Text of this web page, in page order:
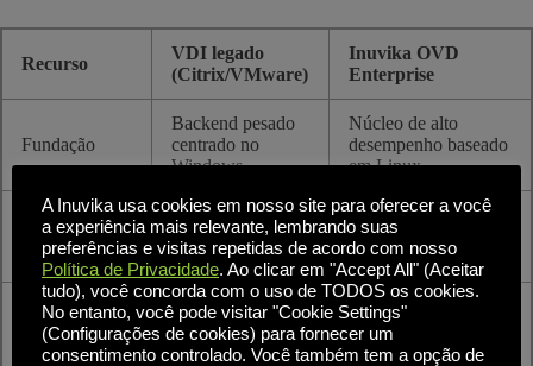
Recurso
VDI legado
(Citrix/VMware)
Inuvika OVD
Enterprise
Fundação
Backend pesado
centrado no
Windows
Núcleo de alto
desempenho baseado
em Linux
Licenciamento
Usuário nomeado
(paga por cada
usuário)
Usuário simultâneo
(pagamento para
usuários ativos)
Portal
Geralmente um
complemento
separado e caro
Gateway seguro
empresarial incluído
A Inuvika usa cookies em nosso site para oferecer a você
a experiência mais relevante, lembrando suas
preferências e visitas repetidas de acordo com nosso
Política de Privacidade. Ao clicar em "Accept All" (Aceitar
tudo), você concorda com o uso de TODOS os cookies.
No entanto, você pode visitar "Cookie Settings"
(Configurações de cookies) para fornecer um
consentimento controlado. Você também tem a opção de